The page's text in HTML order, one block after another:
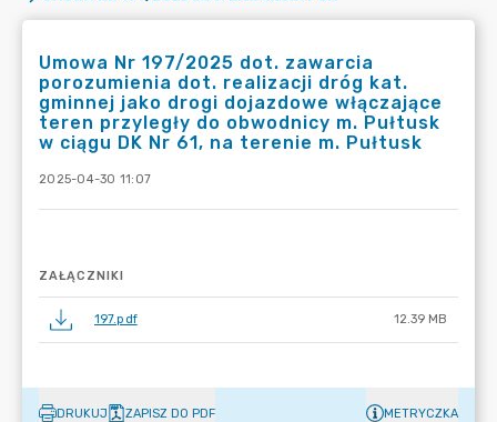
Umowa Nr 197/2025 dot. zawarcia
porozumienia dot. realizacji dróg kat.
gminnej jako drogi dojazdowe włączające
teren przyległy do obwodnicy m. Pułtusk
w ciągu DK Nr 61, na terenie m. Pułtusk
2025-04-30 11:07
ZAŁĄCZNIKI
197.pdf 12.39 MB
DRUKUJ ZAPISZ DO PDF METRYCZKA